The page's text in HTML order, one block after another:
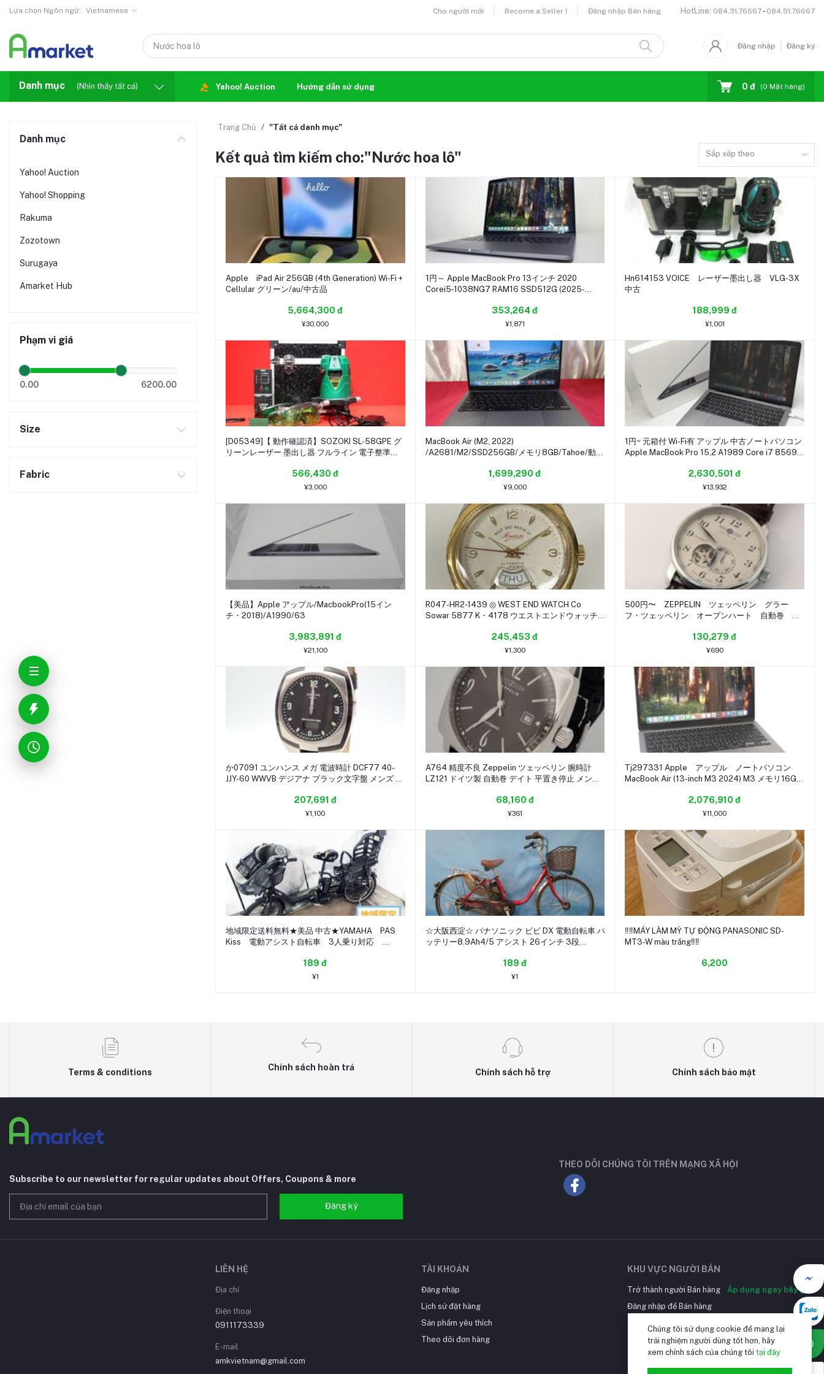
Lựa chọn Ngôn ngữ: Vietnamese Cho người mới Become a Seller ! Đăng nhập Bán hàng HotLine: 084.31.76667- 084.51.76667
Đăng nhập Đăng ký
Danh mục (Nhìn thấy tất cả) Yahoo! Auction Hướng dẫn sử dụng 0 đ (0 Mặt hàng)
Danh mục
Yahoo! Auction
Yahoo! Shopping
Rakuma
Zozotown
Surugaya
Amarket Hub
Phạm vi giá
0.00 6200.00
Size
Fabric
Trang Chủ "Tất cả danh mục"
Kết quả tìm kiếm cho:"Nước hoa lô" Sắp xếp theo
Apple iPad Air 256GB (4th Generation) Wi-Fi +
Cellular グリーン/au/中古品
5,664,300 đ
¥30,000
1円～ Apple MacBook Pro 13インチ 2020
Corei5-1038NG7 RAM16 SSD512G (2025-
353,264 đ
¥1,871
Hn614153 VOICE レーザー墨出し器 VLG-3X
中古
188,999 đ
¥1,001
[D05349]【 動作確認済】SOZOKI SL-58GPE グ
リーンレーザー 墨出し器 フルライン 電子整準方
566,430 đ
¥3,000
MacBook Air (M2, 2022)
/A2681/M2/SSD256GB/メモリ8GB/Tahoe/動作
1,699,290 đ
¥9,000
1円~ 元箱付 Wi-Fi有 アップル 中古ノートパソコン
Apple MacBook Pro 15,2 A1989 Core i7 8569U
2,630,501 đ
¥13,932
【美品】Apple アップル/MacbookPro(15イン
チ・2018)/A1990/63
3,983,891 đ
¥21,100
R047-HR2-1439 ◎ WEST END WATCH Co
Sowar 5877 K・4178 ウエストエンドウォッチ
245,453 đ
¥1,300
500円〜 ZEPPELIN ツェッペリン グラー
フ・ツェッペリン オープンハート 自動巻 メ
130,279 đ
¥690
か07091 ユンハンス メガ 電波時計 DCF77 40-
JJY-60 WWVB デジアナ ブラック文字盤 メンズ 腕
207,691 đ
¥1,100
A764 精度不良 Zeppelin ツェッペリン 腕時計
LZ121 ドイツ製 自動巻 デイト 平置き停止 メンズ
68,160 đ
¥361
Tj297331 Apple アップル ノートパソコン
MacBook Air (13-inch M3 2024) M3 メモリ16GB
2,076,910 đ
¥11,000
地域限定送料無料★美品 中古★YAMAHA PAS
Kiss 電動アシスト自転車 3人乗り対応
189 đ
¥1
☆大阪西淀☆ パナソニック ビビ DX 電動自転車 バ
ッテリー8.9Ah4/5 アシスト 26インチ 3段
189 đ
¥1
Thêm vào giỏ hàng
‼️‼️MÁY LÀM MỲ TỰ ĐỘNG PANASONIC SD-
MT3-W màu trắng‼️‼️
6,200
Terms & conditions
Chính sách hoàn trả
Chính sách hỗ trợ Chính sách bảo mật
Subscribe to our newsletter for regular updates about Offers, Coupons & more
Đăng ký
THEO DÕI CHÚNG TÔI TRÊN MẠNG XÃ HỘI
LIÊN HỆ
Địa chỉ
Điện thoại
0911173339
E-mail
amkvietnam@gmail.com
TÀI KHOẢN
Đăng nhập
Lịch sử đặt hàng
Sản phẩm yêu thích
Theo dõi đơn hàng
KHU VỰC NGƯỜI BÁN
Trở thành người Bán hàng
Áp dụng ngay bây giờ
Đăng nhập để Bán hàng
Chúng tôi sử dụng cookie để mang lại
trải nghiệm người dùng tốt hơn, hãy
xem chính sách của chúng tôi tại đây